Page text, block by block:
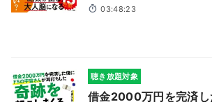
03:48:23
聴き放題対象
借金2000万円を完済し